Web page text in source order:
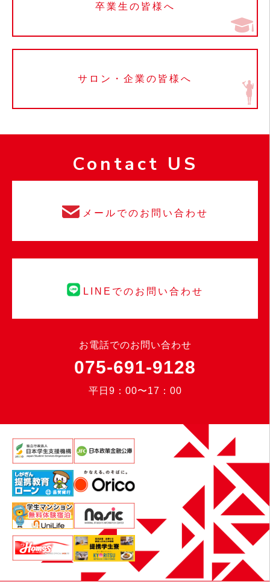
卒業生の皆様へ
サロン・企業の皆様へ
Contact US
メールでのお問い合わせ
LINEでのお問い合わせ
お電話でのお問い合わせ
075-691-9128
平日9：00〜17：00